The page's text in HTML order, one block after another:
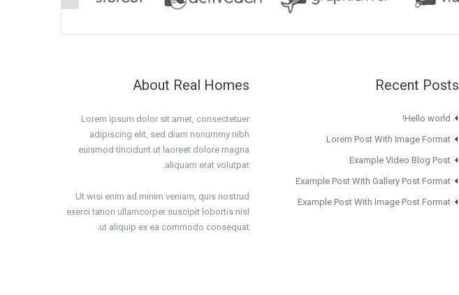
About Real Homes
Lorem ipsum dolor sit amet, consectetuer
adipiscing elit, sed diam nonummy nibh
euismod tincidunt ut laoreet dolore magna
aliquam erat volutpat.
Ut wisi enim ad minim veniam, quis nostrud
exerci tation ullamcorper suscipit lobortis nisl
ut aliquip ex ea commodo consequat.
Recent Posts
Hello world!
Lorem Post With Image Format
Example Video Blog Post
Example Post With Gallery Post Format
Example Post With Image Post Format